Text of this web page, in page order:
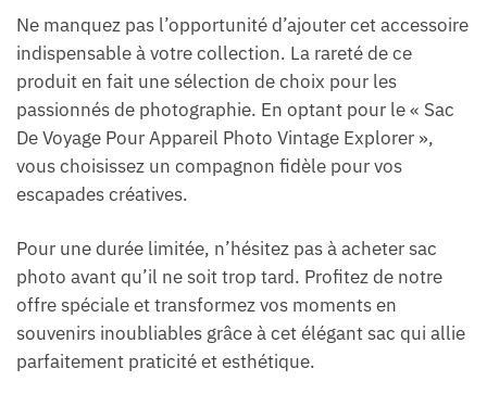
Ne manquez pas l’opportunité d’ajouter cet accessoire
indispensable à votre collection. La rareté de ce
produit en fait une sélection de choix pour les
passionnés de photographie. En optant pour le « Sac
De Voyage Pour Appareil Photo Vintage Explorer »,
vous choisissez un compagnon fidèle pour vos
escapades créatives.
Pour une durée limitée, n’hésitez pas à acheter sac
photo avant qu’il ne soit trop tard. Profitez de notre
offre spéciale et transformez vos moments en
souvenirs inoubliables grâce à cet élégant sac qui allie
parfaitement praticité et esthétique.